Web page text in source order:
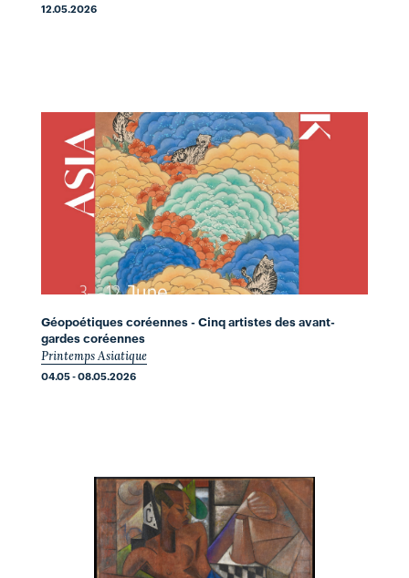
12.05.2026
Géopoétiques coréennes - Cinq artistes des avant-
gardes coréennes
Printemps Asiatique
04.05 - 08.05.2026